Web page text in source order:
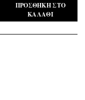
ΠΡΟΣΘΉΚΗ ΣΤΟ
ΚΑΛΆΘΙ